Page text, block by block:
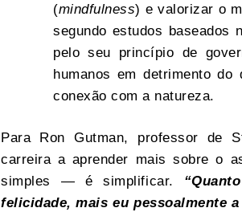
(mindfulness) e valorizar o
segundo estudos baseados
pelo seu princípio de
humanos em detrimento do
conexão com a natureza.
Para Ron Gutman, professor de
carreira a aprender mais sobre o
simples — é simplificar.
felicidade, mais eu pessoalmente